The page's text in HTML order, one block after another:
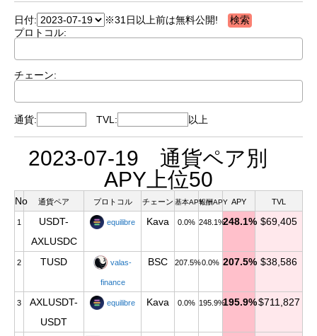
日付:
※31日以上前は無料公開!
プロトコル:
チェーン:
通貨: TVL: 以上
2023-07-19 通貨ペア別
APY上位50
No 通貨ペア プロトコル チェーン 基本APY報酬APY APY TVL
1
USDT-
AXLUSDC
equilibre Kava 0.0% 248.1%248.1% $69,405
2 TUSD valas-
finance
BSC 207.5%0.0% 207.5% $38,586
3
AXLUSDT-
USDT
equilibre Kava 0.0% 195.9%195.9%$711,827